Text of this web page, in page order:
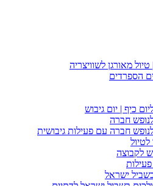
טיול מאורגן לשוויצריה
הספרדים
כיף | יום גיבוש
חברה
חברה עם פעילות גיבושית
לקבוצה
ישראל